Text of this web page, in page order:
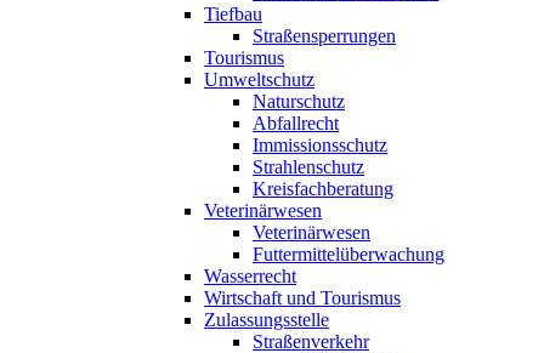
Tiefbau
Straßensperrungen
Tourismus
Umweltschutz
Naturschutz
Abfallrecht
Immissionsschutz
Strahlenschutz
Kreisfachberatung
Veterinärwesen
Veterinärwesen
Futtermittelüberwachung
Wasserrecht
Wirtschaft und Tourismus
Zulassungsstelle
Straßenverkehr